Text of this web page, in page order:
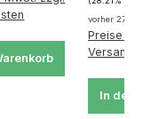
vorher
Preise
In den